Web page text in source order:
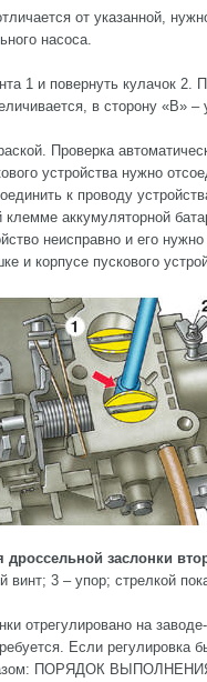
от указанной,
насоса.
1 и повернуть кулачок 2.
в сторону «В» –
Проверка
устройства нужно
к проводу
клемме аккумуляторной
неисправно и его
и корпусе пускового
дроссельной заслонки
винт; 3 – упор; стрелкой
отрегулировано на
Если регулировка
ПОРЯДОК